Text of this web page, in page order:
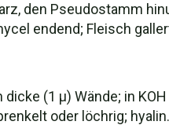
den Pseudostamm
endend; Fleisch
(1 µ) Wände; in
oder löchrig;